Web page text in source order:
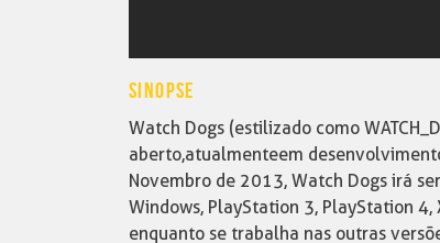
SINOPSE
Watch Dogs (estilizado como
aberto, atualmente em
Novembro de 2013, Watch Dogs irá
Windows, PlayStation 3, PlayStation
enquanto se trabalha nas outras